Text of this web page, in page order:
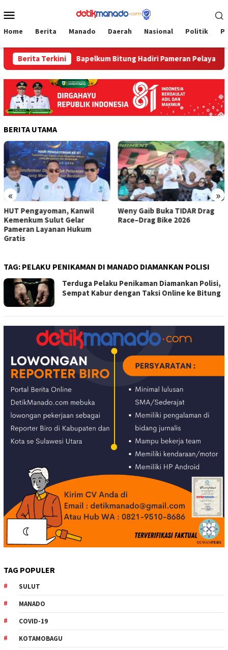
ke
Mobile
Home Berita Manado Daerah Nasional Politik
Berita Terkini‎Bapelkum Bitung Hadiri Pameran Pelayanan Publik
BERITA UTAMA
« »
HUT Pengayoman, Kanwil
Kemenkum Sulut Gelar
Pameran Layanan Hukum
Gratis
Weny Gaib Buka TIDAR Drag
Race–Drag Bike 2026
TAG: PELAKU PENIKAMAN DI MANADO DIAMANKAN POLISI
Terduga Pelaku Penikaman Diamankan Polisi,
Sempat Kabur dengan Taksi Online ke Bitung
TAG POPULER
SULUT
MANADO
COVID-19
KOTAMOBAGU